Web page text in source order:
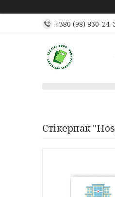
+380 (98) 830-24-
Стікерпак